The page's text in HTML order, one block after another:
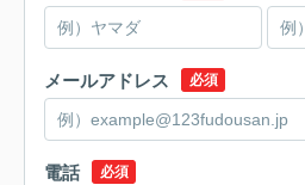
メールアドレス 必須
電話 必須